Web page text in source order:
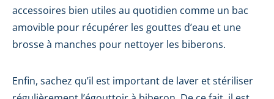
accessoires bien utiles au quotidien comme un bac
amovible pour récupérer les gouttes d’eau et une
brosse à manches pour nettoyer les biberons.
Enfin, sachez qu’il est important de laver et stériliser